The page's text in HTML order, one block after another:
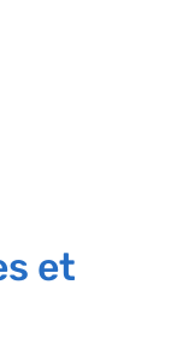
et